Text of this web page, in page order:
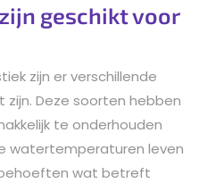
geschikt voor
zijn er verschillende
Deze soorten hebben
te onderhouden
watertemperaturen leven
wat betreft